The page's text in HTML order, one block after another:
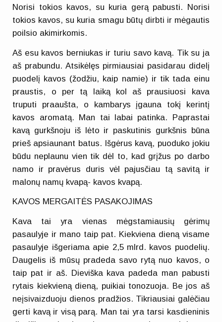
Norisi tokios kavos, su kuria gerą pabusti. Norisi
tokios kavos, su kuria smagu būtų dirbti ir mėgautis
poilsio akimirkomis.
Aš esu kavos berniukas ir turiu savo kavą. Tik su ja
aš prabundu. Atsikėlęs pirmiausiai pasidarau didelį
puodelį kavos (žodžiu, kaip namie) ir tik tada einu
praustis, o per tą laiką kol aš prausiuosi kava
truputi praaušta, o kambarys įgauna tokį kerintį
kavos aromatą. Man tai labai patinka. Paprastai
kavą gurkšnoju iš lėto ir paskutinis gurkšnis būna
prieš apsiaunant batus. Išgėrus kavą, puoduko jokiu
būdu neplaunu vien tik dėl to, kad grįžus po darbo
namo ir pravėrus duris vėl pajusčiau tą savitą ir
malonų namų kvapą- kavos kvapą.
KAVOS MERGAITĖS PASAKOJIMAS
Kava tai yra vienas mėgstamiausių gėrimų
pasaulyje ir mano taip pat. Kiekviena dieną visame
pasaulyje išgeriama apie 2,5 mlrd. kavos puodelių.
Daugelis iš mūsų pradeda savo rytą nuo kavos, o
taip pat ir aš. Dieviška kava padeda man pabusti
rytais kiekvieną dieną, puikiai tonozuoja. Be jos aš
neįsivaizduoju dienos pradžios. Tikriausiai galėčiau
gerti kavą ir visą parą. Man tai yra tarsi kasdieninis